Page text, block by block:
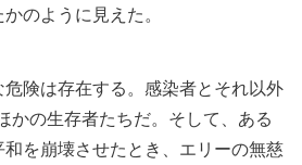
のように見えた。
険は存在する。感染者とそれ以外
かの生存者たちだ。そして、ある
を崩壊させたとき、エリーの無慈